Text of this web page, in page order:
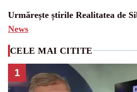
Urmărește știrile Realitatea de
News
CELE MAI CITITE
1